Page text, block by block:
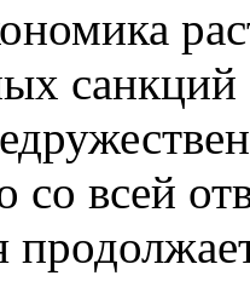
со всей